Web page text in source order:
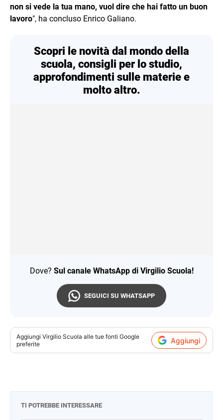
non si vede la tua mano, vuol dire che hai fatto un buon
lavoro", ha concluso Enrico Galiano.
Scopri le novità dal mondo della
scuola, consigli per lo studio,
approfondimenti sulle materie e
molto altro.
Dove? Sul canale WhatsApp di Virgilio Scuola!
SEGUICI SU WHATSAPP
Aggiungi Virgilio Scuola alle tue fonti Google
preferite
Aggiungi
TI POTREBBE INTERESSARE